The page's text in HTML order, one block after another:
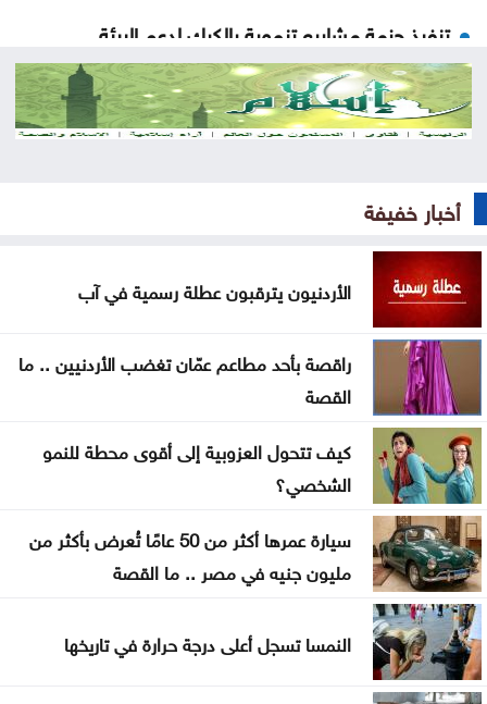
تنفيذ حزمة مشاريع تنموية بالكرك لدعم البيئة
الاستثمارية
انطلاق منافسات بطولة الحسن الدولية العاشرة
مجلس الشيوخ الأميركي يتبنى عقوبات جديدة على
الحوثيون يتبنون هجومًا على معسكر للقوات الحكومية
في مأرب
عقوبات أميركية تستهدف منصات عملات رقمية
مرتبطة بتمويل الحرس الثوري
البناء الوطني: المباني غير المعزولة تزيد استهلاك الكهرباء
في موجات الحر
انطلاق رحلات برنامج أردننا جنة في الكرك
عون: تقدم إيجابي في مفاوضات روما حول الحدود
والأسرى
سامو زين يفاجئ جمهوره ويعلن ارتباطه بفنانة مصرية
أخبار خفيفة
الأردنيون يترقبون عطلة رسمية في آب
راقصة بأحد مطاعم عمّان تغضب الأردنيين .. ما
القصة
كيف تتحول العزوبية إلى أقوى محطة للنمو
الشخصي؟
سيارة عمرها أكثر من 50 عامًا تُعرض بأكثر من
مليون جنيه في مصر .. ما القصة
النمسا تسجل أعلى درجة حرارة في تاريخها